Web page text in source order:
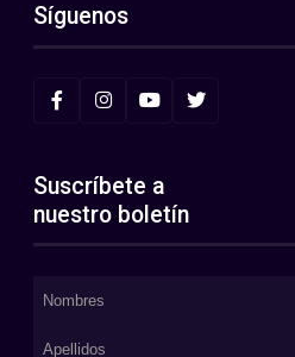
Síguenos
Suscríbete a
nuestro boletín